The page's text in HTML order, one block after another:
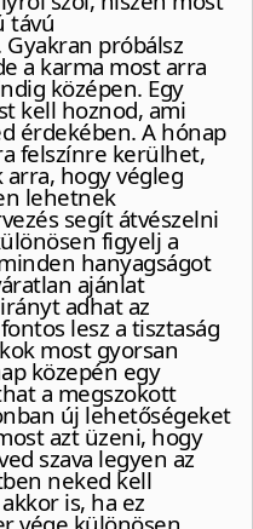
távú
próbálsz
a karma most arra
középen. Egy
kell hoznod, ami
érdekében. A hónap
felszínre kerülhet,
hogy végleg
lehetnek
segít átvészelni
figyelj a
hanyagságot
ajánlat
adhat az
lesz a tisztaság
most gyorsan
közepén egy
a megszokott
új lehetőségeket
azt üzeni, hogy
szava legyen az
neked kell
is, ha ez